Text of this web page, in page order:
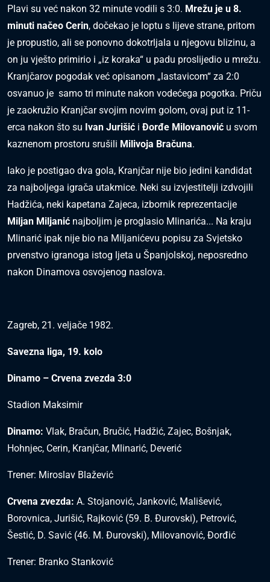
Plavi su već nakon 32 minute vodili s 3:0. Mrežu je u 8.
minuti načeo Cerin, dočekao je loptu s lijeve strane, pritom
je propustio, ali se ponovno dokotrljala u njegovu blizinu, a
on ju vješto primirio i „iz koraka“ u padu proslijedio u mrežu.
Kranjčarov pogodak već opisanom „lastavicom“ za 2:0
osvanuo je samo tri minute nakon vodećega pogotka. Priču
je zaokružio Kranjčar svojim novim golom, ovaj put iz 11-
erca nakon što su Ivan Jurišić i Đorđe Milovanović u svom
kaznenom prostoru srušili Milivoja Bračuna.
Iako je postigao dva gola, Kranjčar nije bio jedini kandidat
za najboljega igrača utakmice. Neki su izvjestitelji izdvojili
Hadžića, neki kapetana Zajeca, izbornik reprezentacije
Miljan Miljanić najboljim je proglasio Mlinarića... Na kraju
Mlinarić ipak nije bio na Miljanićevu popisu za Svjetsko
prvenstvo igranoga istog ljeta u Španjolskoj, neposredno
nakon Dinamova osvojenog naslova.
Zagreb, 21. veljače 1982.
Savezna liga, 19. kolo
Dinamo – Crvena zvezda 3:0
Stadion Maksimir
Dinamo: Vlak, Bračun, Bručić, Hadžić, Zajec, Bošnjak,
Hohnjec, Cerin, Kranjčar, Mlinarić, Deverić
Trener: Miroslav Blažević
Crvena zvezda: A. Stojanović, Janković, Mališević,
Borovnica, Jurišić, Rajković (59. B. Đurovski), Petrović,
Šestić, D. Savić (46. M. Đurovski), Milovanović, Đorđić
Trener: Branko Stanković